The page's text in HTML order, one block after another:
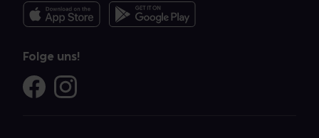
Folge uns!